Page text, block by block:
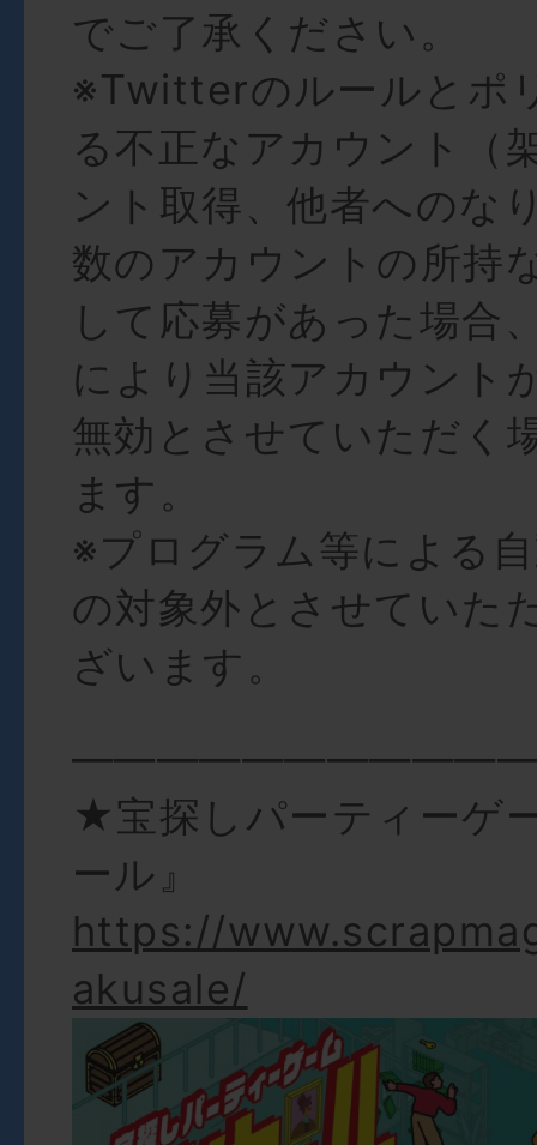
でご了承ください。
※Twitterのルールとポ
る不正なアカウント（
ント取得、他者へのな
数のアカウントの所持
して応募があった場合
により当該アカウント
無効とさせていただく
ます。
※プログラム等による
の対象外とさせていた
ざいます。
★宝探しパーティーゲ
ール』
https://
akusale/